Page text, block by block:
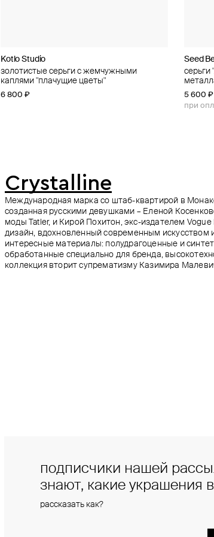
Kotlo Studio
золотистые серьги с жемчужными
каплями "плачущие цветы"
6 800 ₽
Seed
серьги
5 600 ₽
при
Aloud
золотистые серьги-завитки
7 110 ₽ 7 900 ₽ −10%
при оплате онлайн
кафф с
5 520 ₽
при
DIVNO
позолоченная подвижная моносерьга-
дива
7 560 ₽
DIVNO
7 650 ₽
при
Brosway
позолоченные серьги из стали с
жемчужными бусинами perfect
5 900 ₽
Aloud
4 320 ₽
при
Crystalline
Международная марка со штаб-квартирой в
созданная русскими девушками – Еленой
моды Tatler, и Кирой Похитон, экс-издателем
дизайн, вдохновленный современным искусством
интересные материалы: полудрагоценные и
обработанные специально для бренда,
коллекция вторит супрематизму Казимира
подписчики нашей
знают, какие украшения
рассказать как?